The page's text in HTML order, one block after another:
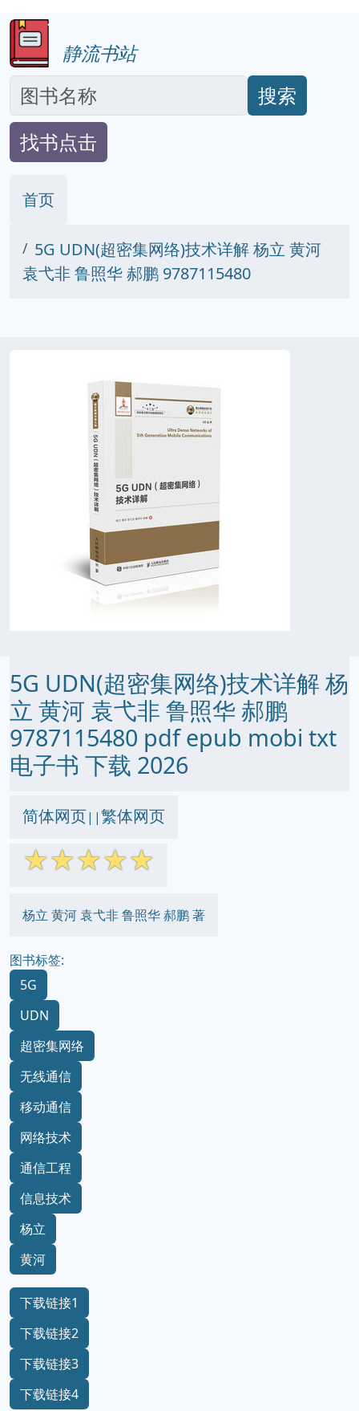
静流书站
搜索
找书点击
首页
5G UDN(超密集网络)技术详解 杨立 黄河
袁弋非 鲁照华 郝鹏 9787115480
5G UDN(超密集网络)技术详解 杨
立 黄河 袁弋非 鲁照华 郝鹏
9787115480 pdf epub mobi txt
电子书 下载 2026
简体网页||繁体网页
☆☆☆☆☆
杨立 黄河 袁弋非 鲁照华 郝鹏 著
图书标签:
5G
UDN
超密集网络
无线通信
移动通信
网络技术
通信工程
信息技术
杨立
黄河
下载链接1
下载链接2
下载链接3
下载链接4